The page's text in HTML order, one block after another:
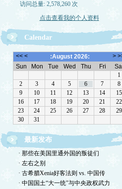
访问总量: 2,578,260 次
点击查看我的个人资料
Calendar
最新发布
· 那些在美国里通外国的叛徒们
· 左右之别
· 古希腊Xenia好客法则 vs. 中国传
· 中国国土“大一统”与中央政权武力